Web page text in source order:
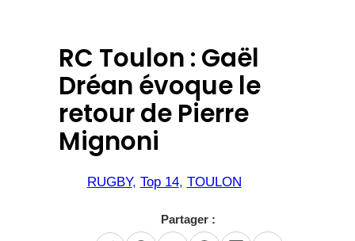
RC Toulon : Gaël
Dréan évoque le
retour de Pierre
Mignoni
RUGBY, Top 14, TOULON
Partager :